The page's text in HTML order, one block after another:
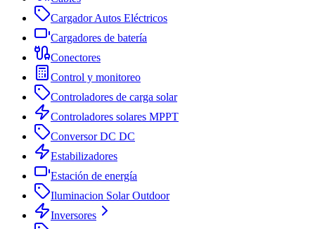
Cargador Autos Eléctricos
Cargadores de batería
Conectores
Control y monitoreo
Controladores de carga solar
Controladores solares MPPT
Conversor DC DC
Estabilizadores
Estación de energía
Iluminacion Solar Outdoor
Inversores